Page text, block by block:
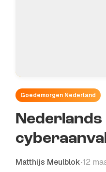
Goedemorgen Nederland
Matthijs Meulblok•12